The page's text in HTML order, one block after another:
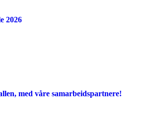
2026
med våre samarbeidspartnere!